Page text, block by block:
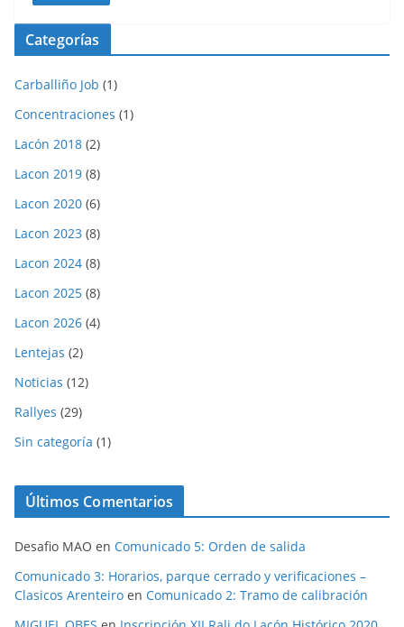
Categorías
Carballiño Job (1)
Concentraciones (1)
Lacón 2018 (2)
Lacon 2019 (8)
Lacon 2020 (6)
Lacon 2023 (8)
Lacon 2024 (8)
Lacon 2025 (8)
Lacon 2026 (4)
Lentejas (2)
Noticias (12)
Rallyes (29)
Sin categoría (1)
Últimos Comentarios
Desafio MAO en Comunicado 5: Orden de salida
Comunicado 3: Horarios, parque cerrado y verificaciones –
Clasicos Arenteiro en Comunicado 2: Tramo de calibración